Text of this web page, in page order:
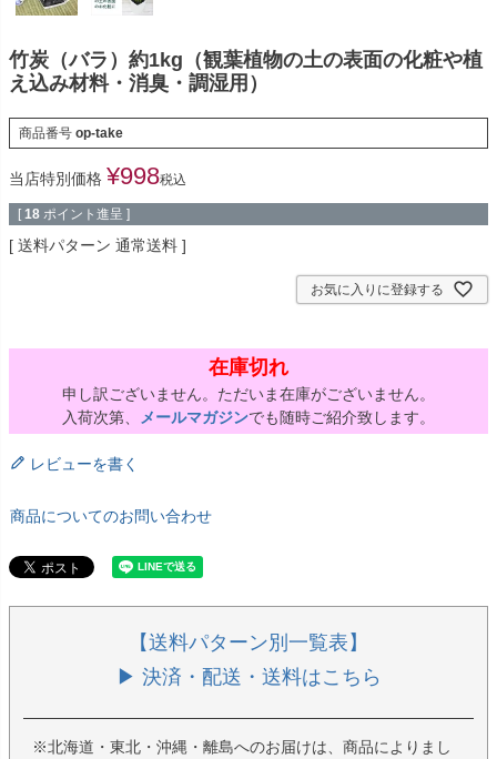
竹炭（バラ）約1kg（観葉植物の土の表面の化粧や植
え込み材料・消臭・調湿用）
商品番号 op-take
当店特別価格 ¥998税込
[ 18 ポイント進呈 ]
送料パターン 通常送料
お気に入りに登録する
在庫切れ
申し訳ございません。ただいま在庫がございません。
入荷次第、
メールマガジンでも随時ご紹介致します。
レビューを書く
商品についてのお問い合わせ
【送料パターン別一覧表】
▶ 決済・配送・送料はこちら
※北海道・東北・沖縄・離島へのお届けは、商品によりまし